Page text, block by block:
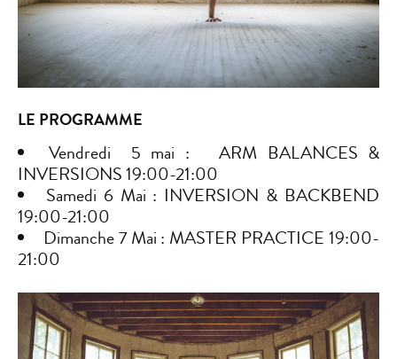
LE PROGRAMME
Vendredi 5 mai : ARM BALANCES &
INVERSIONS 19:00-21:00
Samedi 6 Mai : INVERSION & BACKBEND
19:00-21:00
Dimanche 7 Mai : MASTER PRACTICE 19:00-
21:00